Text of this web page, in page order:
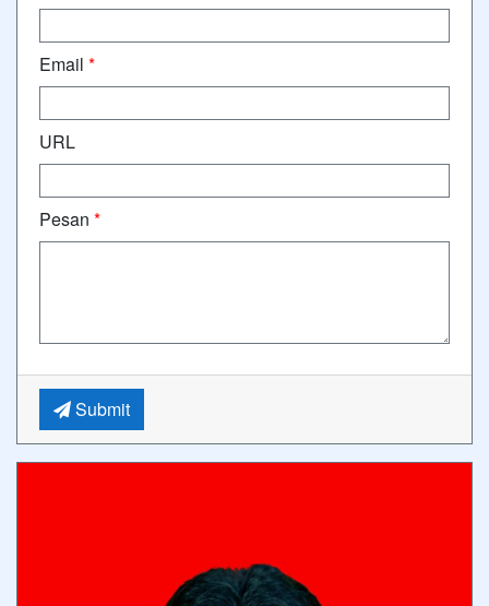
Email *
URL
Pesan *
Submit